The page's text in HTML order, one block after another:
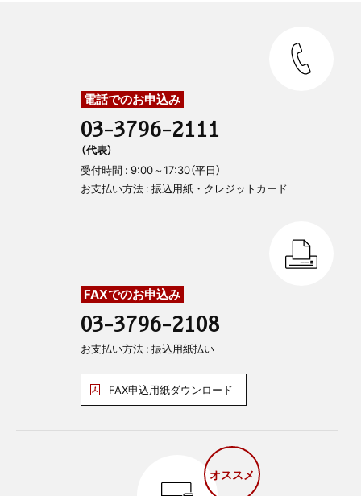
電話でのお申込み
03-3796-2111
（代表）
受付時間 : 9:00～17:30（平日）
お支払い方法 : 振込用紙・クレジットカード
FAXでのお申込み
03-3796-2108
お支払い方法 : 振込用紙払い
FAX申込用紙ダウンロード
オススメ